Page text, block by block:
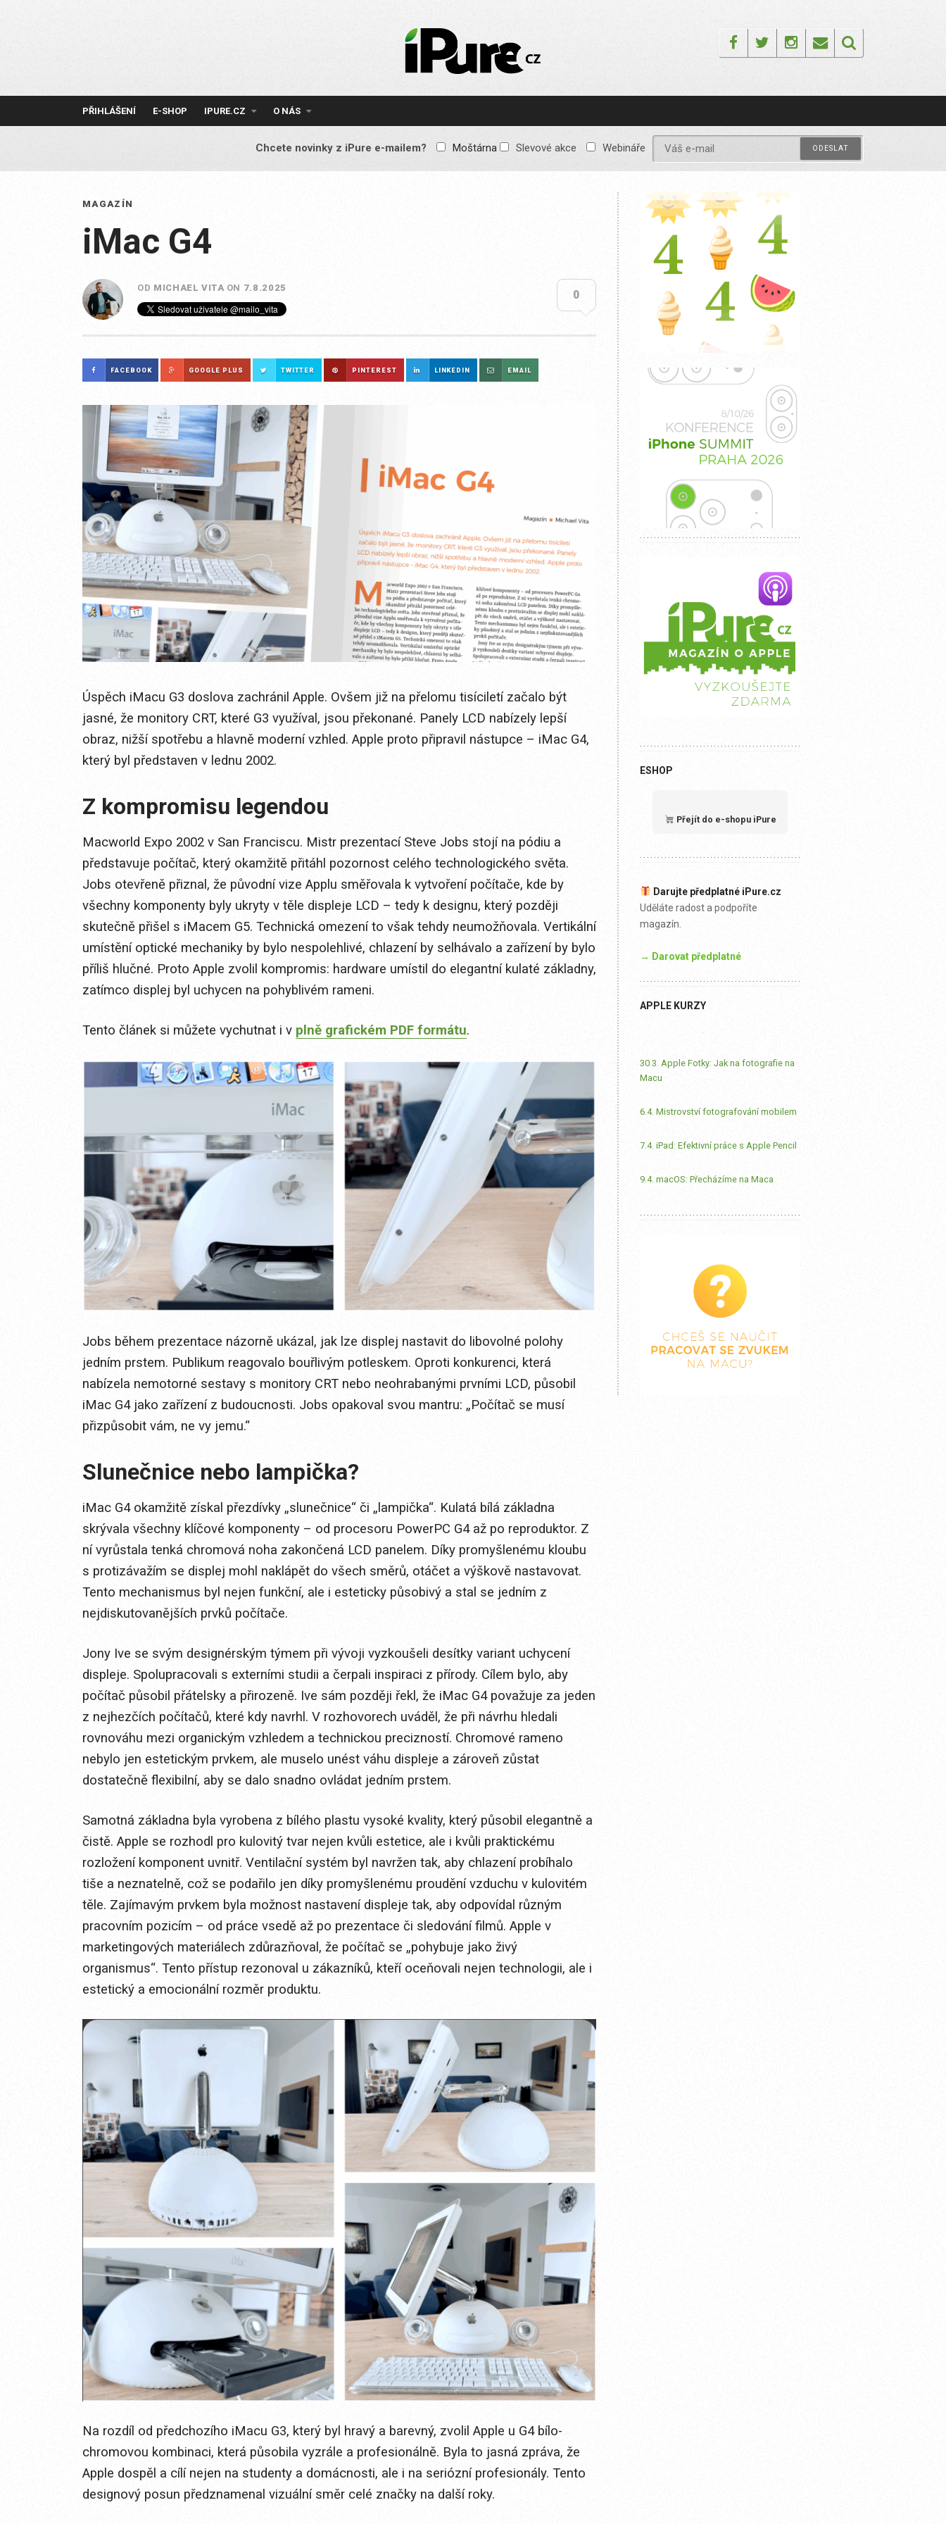
IPURE.CZ
Prémiový Apple e-
reklamy, žádné
obsah pro všechny
FacebookTwitterInstagram
Email
PŘIHLÁŠENÍ E-SHOP IPURE.CZ O NÁS
Chcete novinky z iPure e-mailem? Moštárna Slevové akce Webináře
MAGAZÍN
iMac G4
OD MICHAEL VITA ON 7.8.2025
0
FACEBOOK GOOGLE PLUS TWITTER PINTEREST LINKEDIN EMAIL
Úspěch iMacu G3 doslova zachránil Apple. Ovšem již na přelomu tisíciletí začalo být
jasné, že monitory CRT, které G3 využíval, jsou překonané. Panely LCD nabízely lepší
obraz, nižší spotřebu a hlavně moderní vzhled. Apple proto připravil nástupce – iMac G4,
který byl představen v lednu 2002.
Z kompromisu legendou
Macworld Expo 2002 v San Franciscu. Mistr prezentací Steve Jobs stojí na pódiu a
představuje počítač, který okamžitě přitáhl pozornost celého technologického světa.
Jobs otevřeně přiznal, že původní vize Applu směřovala k vytvoření počítače, kde by
všechny komponenty byly ukryty v těle displeje LCD – tedy k designu, který později
skutečně přišel s iMacem G5. Technická omezení to však tehdy neumožňovala. Vertikální
umístění optické mechaniky by bylo nespolehlivé, chlazení by selhávalo a zařízení by bylo
příliš hlučné. Proto Apple zvolil kompromis: hardware umístil do elegantní kulaté základny,
zatímco displej byl uchycen na pohyblivém rameni.
Tento článek si můžete vychutnat i v plně grafickém PDF formátu.
Jobs během prezentace názorně ukázal, jak lze displej nastavit do libovolné polohy
jedním prstem. Publikum reagovalo bouřlivým potleskem. Oproti konkurenci, která
nabízela nemotorné sestavy s monitory CRT nebo neohrabanými prvními LCD, působil
iMac G4 jako zařízení z budoucnosti. Jobs opakoval svou mantru: „Počítač se musí
přizpůsobit vám, ne vy jemu.“
Slunečnice nebo lampička?
iMac G4 okamžitě získal přezdívky „slunečnice“ či „lampička“. Kulatá bílá základna
skrývala všechny klíčové komponenty – od procesoru PowerPC G4 až po reproduktor. Z
ní vyrůstala tenká chromová noha zakončená LCD panelem. Díky promyšlenému kloubu
s protizávažím se displej mohl naklápět do všech směrů, otáčet a výškově nastavovat.
Tento mechanismus byl nejen funkční, ale i esteticky působivý a stal se jedním z
nejdiskutovanějších prvků počítače.
Jony Ive se svým designérským týmem při vývoji vyzkoušeli desítky variant uchycení
displeje. Spolupracovali s externími studii a čerpali inspiraci z přírody. Cílem bylo, aby
počítač působil přátelsky a přirozeně. Ive sám později řekl, že iMac G4 považuje za jeden
z nejhezčích počítačů, které kdy navrhl. V rozhovorech uváděl, že při návrhu hledali
rovnováhu mezi organickým vzhledem a technickou precizností. Chromové rameno
nebylo jen estetickým prvkem, ale muselo unést váhu displeje a zároveň zůstat
dostatečně flexibilní, aby se dalo snadno ovládat jedním prstem.
Samotná základna byla vyrobena z bílého plastu vysoké kvality, který působil elegantně a
čistě. Apple se rozhodl pro kulovitý tvar nejen kvůli estetice, ale i kvůli praktickému
rozložení komponent uvnitř. Ventilační systém byl navržen tak, aby chlazení probíhalo
tiše a neznatelně, což se podařilo jen díky promyšlenému proudění vzduchu v kulovitém
těle. Zajímavým prvkem byla možnost nastavení displeje tak, aby odpovídal různým
pracovním pozicím – od práce vsedě až po prezentace či sledování filmů. Apple v
marketingových materiálech zdůrazňoval, že počítač se „pohybuje jako živý
organismus“. Tento přístup rezonoval u zákazníků, kteří oceňovali nejen technologii, ale i
estetický a emocionální rozměr produktu.
Na rozdíl od předchozího iMacu G3, který byl hravý a barevný, zvolil Apple u G4 bílo-
chromovou kombinaci, která působila vyzrále a profesionálně. Byla to jasná zpráva, že
Apple dospěl a cílí nejen na studenty a domácnosti, ale i na seriózní profesionály. Tento
designový posun předznamenal vizuální směr celé značky na další roky.
ESHOP
Přejít do e-shopu iPure
Darujte předplatné iPure.cz
Uděláte radost a podpoříte
magazín.
→ Darovat předplatné
APPLE KURZY
30.3. Apple Fotky: Jak na fotografie na
Macu
6.4. Mistrovství fotografování mobilem
7.4. iPad: Efektivní práce s Apple Pencil
9.4. macOS: Přecházíme na Maca